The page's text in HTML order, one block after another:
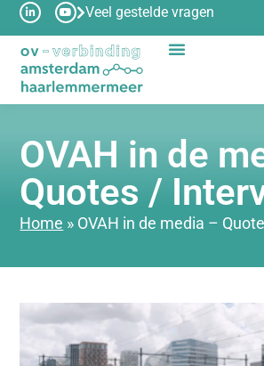
Veel gestelde vragen
OVAH in de
Quotes /
Home » OVAH in de media –